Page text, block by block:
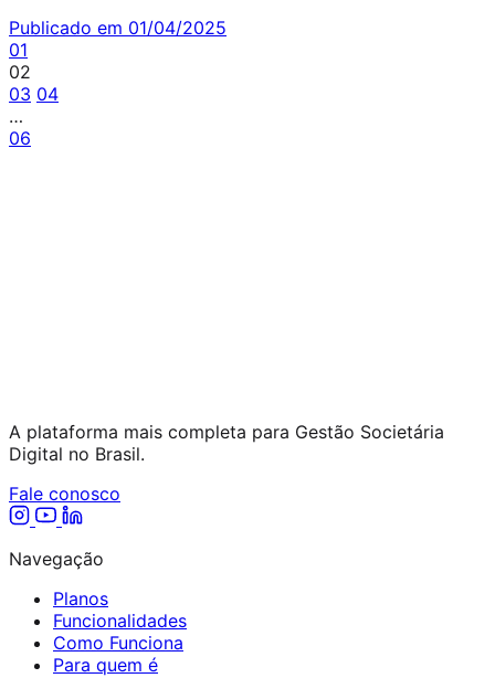
Publicado em 01/04/2025
01
02
03 04
…
06
A plataforma mais completa para Gestão Societária
Digital no Brasil.
Fale conosco
Navegação
Planos
Funcionalidades
Como Funciona
Para quem é